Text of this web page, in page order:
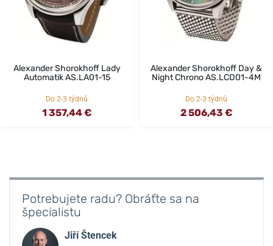
Alexander Shorokhoff Lady
Automatik AS.LA01-15
Do 2-3 týdnů
1 357,44 €
Alexander Shorokhoff Day &
Night Chrono AS.LCD01-4M
Do 2-3 týdnů
2 506,43 €
Potrebujete radu? Obráťte sa na
špecialistu
Jiří Štencek